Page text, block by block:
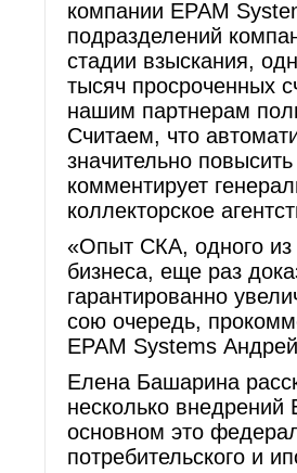
компании ЕРАМ
подразделений
стадии взыскания,
тысяч просроченных
нашим партнерам
Считаем, что
значительно
комментирует
коллекторское
«Опыт СКА, одного из
бизнеса, еще раз
гарантированно
сою очередь,
EPAM Systems
Елена Башарина
несколько внедрений
основном это
потребительского и